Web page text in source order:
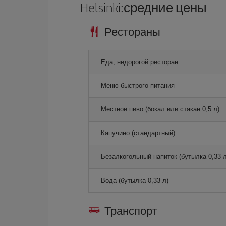
Helsinki:средние цены
Рестораны
Еда, недорогой ресторан
Меню быстрого питания
Местное пиво (бокал или стакан 0,5 л)
Капучино (стандартный)
Безалкогольный напиток (бутылка 0,33
Вода (бутылка 0,33 л)
Транспорт